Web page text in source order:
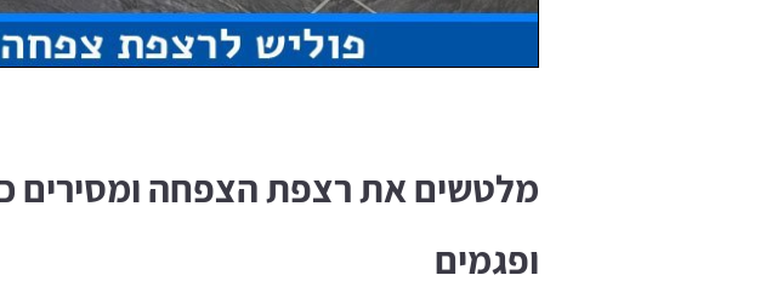
מלטשים את רצפת הצפחה ומסירים
ופגמים